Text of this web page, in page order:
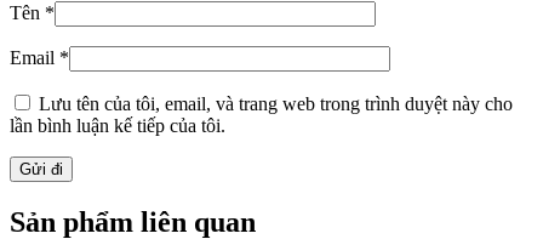
Tên *
Email *
Lưu tên của tôi, email, và trang web trong trình duyệt này cho
lần bình luận kế tiếp của tôi.
Sản phẩm liên quan